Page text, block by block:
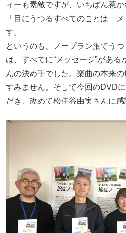
ィーも素敵ですが、いちばん惹か
「目にうつるすべてのことは
す。
というのも、ノープラン旅でう
は、すべてに“メッセージ”があ
んの決め手でした。楽曲の本来の
すみません。そして今回のDVD
だき、改めて松任谷由実さんに感